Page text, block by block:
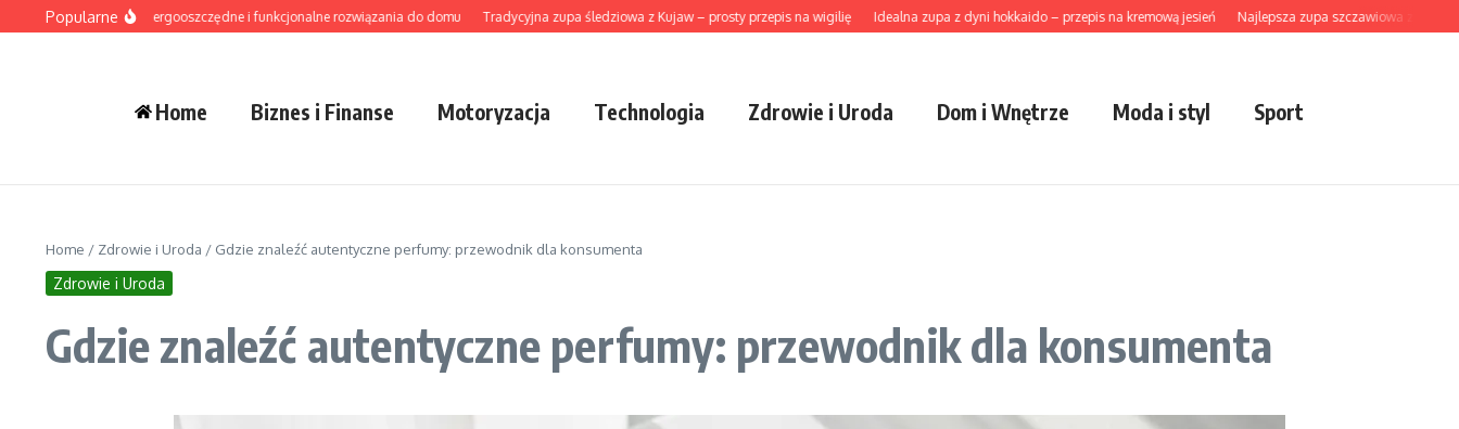
Przejdź do treści
Popularne
LED – energooszczędne i funkcjonalne rozwiązania do domu Tradycyjna zupa śledziowa z Kujaw – prosty przepis na wigilię Idealna zupa z dyni hokkaido – przepis na kremową jesień Najlepsza zupa szczawiowa z ziemniakami
Home Biznes i Finanse Motoryzacja Technologia Zdrowie i Uroda Dom i Wnętrze Moda i styl Sport
Home / Zdrowie i Uroda / Gdzie znaleźć autentyczne perfumy: przewodnik dla konsumenta
Zdrowie i Uroda
Gdzie znaleźć autentyczne perfumy: przewodnik dla konsumenta